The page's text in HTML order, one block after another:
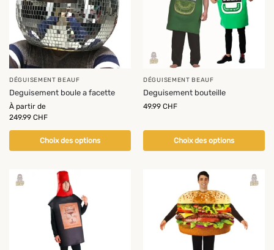
DÉGUISEMENT BEAUF
Deguisement boule a facette
À partir de
249.99 CHF
Choix des options
DÉGUISEMENT BEAUF
Deguisement bouteille
49.99 CHF
Choix des options